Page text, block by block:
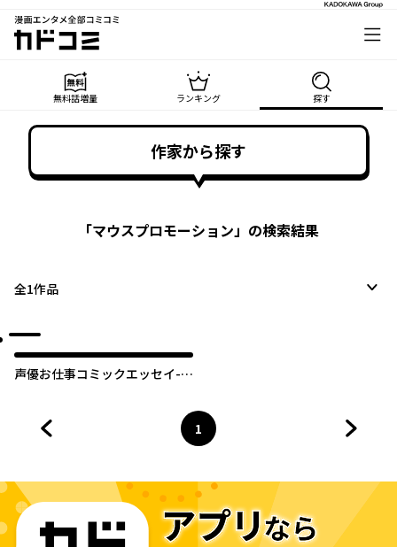
漫画エンタメ全部コミコミ
カドコミ
無料話増量 ランキング 探す
作家から探す
「マウスプロモーション」の検索結果
全1作品
声優お仕事コミックエッセイ-声
ページ
1
へ